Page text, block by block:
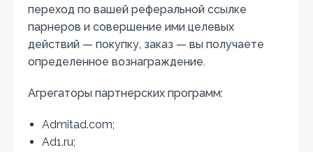
переход по вашей реферальной ссылке
парнеров и совершение ими целевых
действий — покупку, заказ — вы получаете
определенное вознаграждение.
Агрегаторы партнерских программ:
Admitad.com;
Ad1.ru;